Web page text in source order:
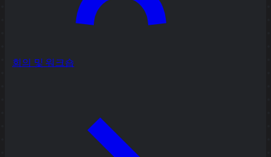
회의 및 워크숍